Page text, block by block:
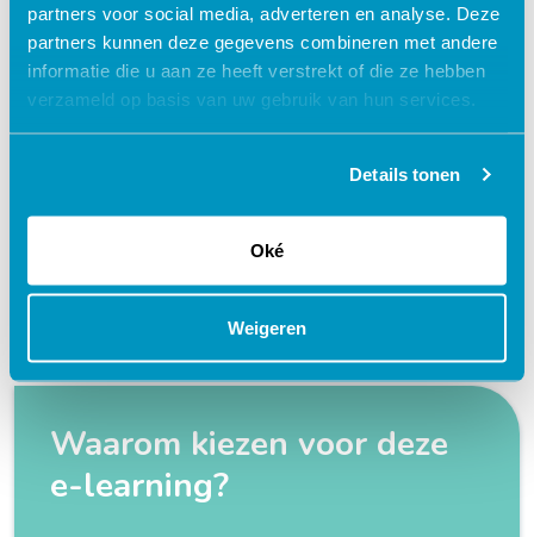
partners voor social media, adverteren en analyse. Deze
partners kunnen deze gegevens combineren met andere
informatie die u aan ze heeft verstrekt of die ze hebben
verzameld op basis van uw gebruik van hun services.
Details tonen
Oké
Weigeren
Medische (basis)kennis
access_time
2 punten
turned_in_not Certificaat
€ 75,00 shopping_cart
Waarom kiezen voor deze
e-learning?